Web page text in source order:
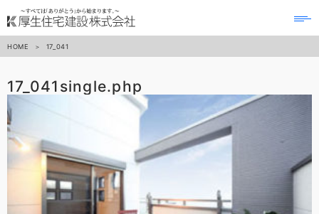
HOME 17_041
17_041 single.php